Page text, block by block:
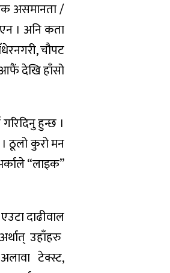
असमानता/
। अनिकता
नगरी,चौपट
देखिहाँसो
गरिदिनुहुन्छ ।
। ठूलोकुरोमन
“लाइक”
एउटादाढीवाल
अर्थात् उहाँहरु
अलावा टेक्स्ट,